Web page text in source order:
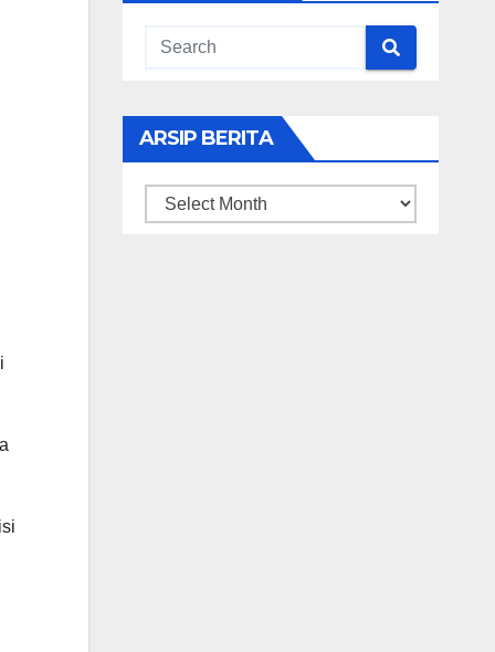
ARSIP BERITA
ARSIP